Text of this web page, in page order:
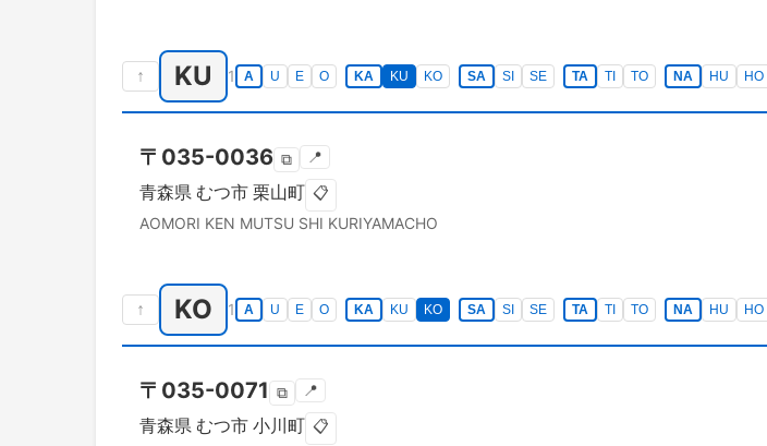
↑ KU 1 A U E O KA KU KO SA SI SE TA TI TO NA HU HO
〒 035-0036 ⧉ 📍
青森県 むつ市 栗山町 📋
AOMORI KEN MUTSU SHI KURIYAMACHO
↑ KO 1 A U E O KA KU KO SA SI SE TA TI TO NA HU HO
〒 035-0071 ⧉ 📍
青森県 むつ市 小川町 📋